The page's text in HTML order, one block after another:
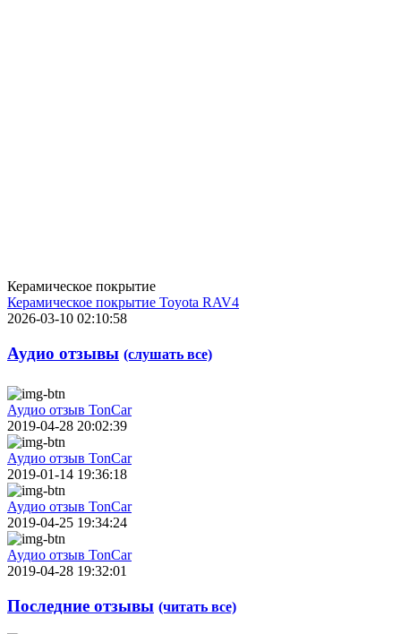
Керамическое покрытие
Керамическое покрытие Toyota RAV4
2026-03-10 02:10:58
Аудио отзывы (слушать все)
Аудио отзыв TonCar
2019-04-28 20:02:39
Аудио отзыв TonCar
2019-01-14 19:36:18
Аудио отзыв TonCar
2019-04-25 19:34:24
Аудио отзыв TonCar
2019-04-28 19:32:01
Последние отзывы (читать все)